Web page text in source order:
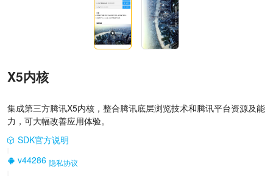
X5内核
集成第三方腾讯X5内核，整合腾讯底层浏览技术和腾讯平台资源及能
力，可大幅改善应用体验。
SDK官方说明
v44286 隐私协议